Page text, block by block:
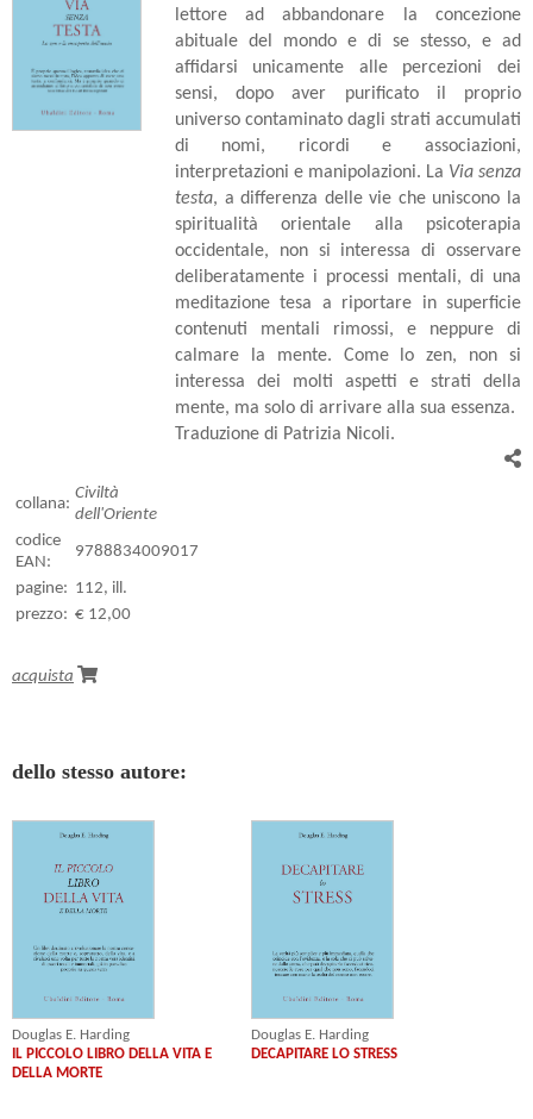
lettore ad abbandonare la concezione
abituale del mondo e di se stesso, e ad
affidarsi unicamente alle percezioni dei
sensi, dopo aver purificato il proprio
universo contaminato dagli strati accumulati
di nomi, ricordi e associazioni,
interpretazioni e manipolazioni. La Via senza
testa, a differenza delle vie che uniscono la
spiritualità orientale alla psicoterapia
occidentale, non si interessa di osservare
deliberatamente i processi mentali, di una
meditazione tesa a riportare in superficie
contenuti mentali rimossi, e neppure di
calmare la mente. Come lo zen, non si
interessa dei molti aspetti e strati della
mente, ma solo di arrivare alla sua essenza.
Traduzione di Patrizia Nicoli.
collana:
Civiltà
dell'Oriente
codice
EAN:
9788834009017
pagine: 112, ill.
prezzo: € 12,00
acquista
dello stesso autore:
Douglas E. Harding
IL PICCOLO LIBRO DELLA VITA E
DELLA MORTE
Douglas E. Harding
DECAPITARE LO STRESS